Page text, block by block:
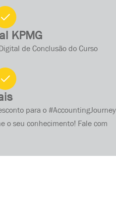
KPMG
de Conclusão do Curso
para o #AccountingJourney
o seu conhecimento! Fale com